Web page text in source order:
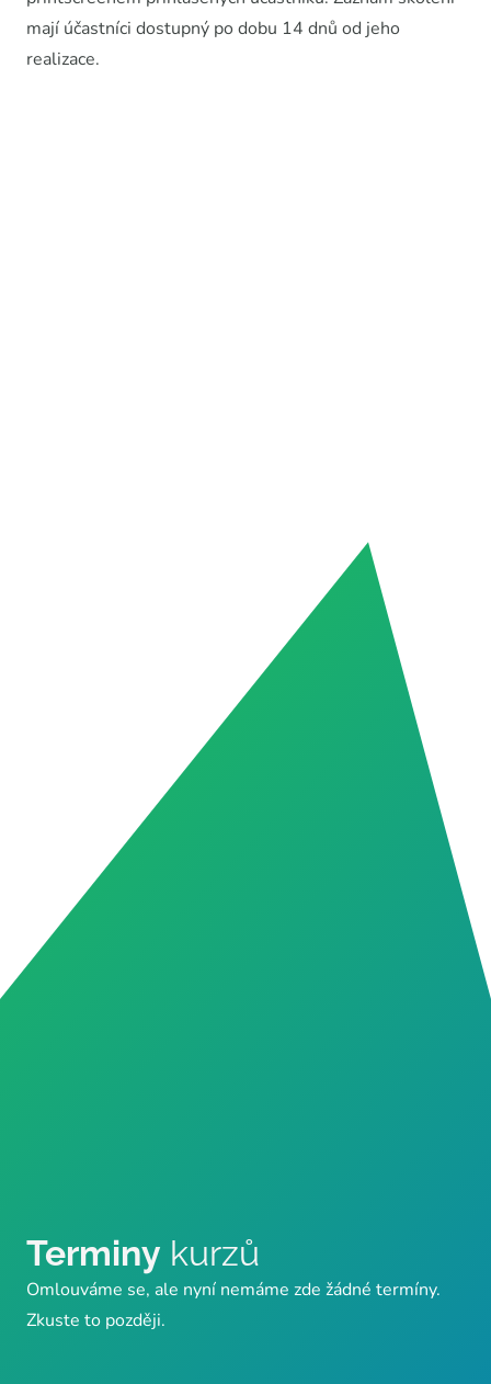
mají účastníci dostupný po dobu 14 dnů od jeho
realizace.
Terminy kurzů
Omlouváme se, ale nyní nemáme zde žádné termíny.
Zkuste to později.